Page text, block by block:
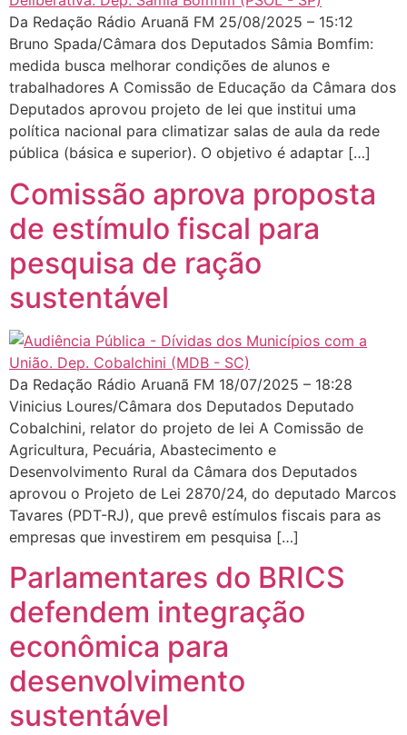
Da Redação Rádio Aruanã FM 25/08/2025 – 15:12
Bruno Spada/Câmara dos Deputados Sâmia Bomfim:
medida busca melhorar condições de alunos e
trabalhadores A Comissão de Educação da Câmara dos
Deputados aprovou projeto de lei que institui uma
política nacional para climatizar salas de aula da rede
pública (básica e superior). O objetivo é adaptar […]
Comissão aprova proposta
de estímulo fiscal para
pesquisa de ração
sustentável
Da Redação Rádio Aruanã FM 18/07/2025 – 18:28
Vinicius Loures/Câmara dos Deputados Deputado
Cobalchini, relator do projeto de lei A Comissão de
Agricultura, Pecuária, Abastecimento e
Desenvolvimento Rural da Câmara dos Deputados
aprovou o Projeto de Lei 2870/24, do deputado Marcos
Tavares (PDT-RJ), que prevê estímulos fiscais para as
empresas que investirem em pesquisa […]
Parlamentares do BRICS
defendem integração
econômica para
desenvolvimento
sustentável